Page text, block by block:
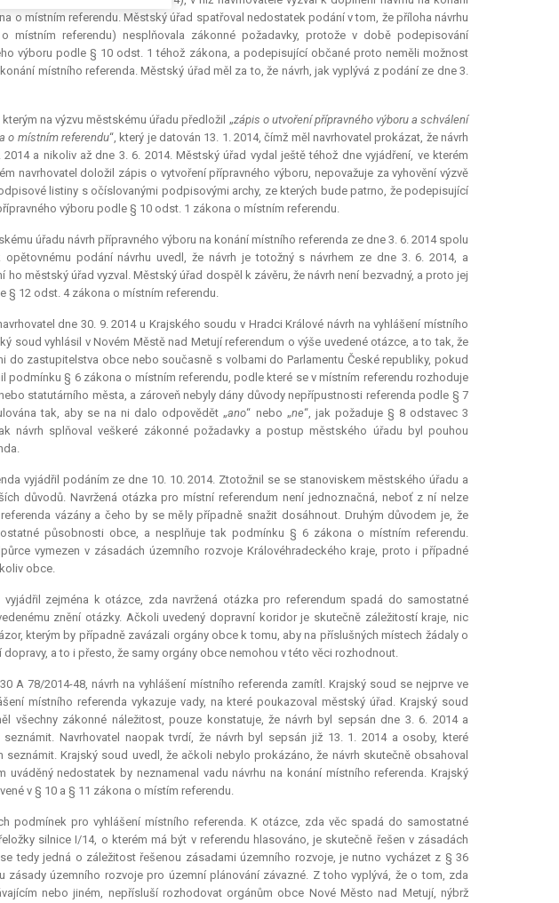
o místním referendu. Městský úřad spatřoval nedostatek podání v tom, že příloha návrhu
referendu) nesplňovala zákonné požadavky, protože v době podepisování
výboru podle § 10 odst. 1 téhož zákona, a podepisující občané proto neměli možnost
místního referenda. Městský úřad měl za to, že návrh, jak vyplývá z podání ze dne 3.
na výzvu městskému úřadu předložil „zápis o utvoření přípravného výboru a schválení
o místním referendu“, který je datován 13. 1. 2014, čímž měl navrhovatel prokázat, že návrh
a nikoliv až dne 3. 6. 2014. Městský úřad vydal ještě téhož dne vyjádření, ve kterém
navrhovatel doložil zápis o vytvoření přípravného výboru, nepovažuje za vyhovění výzvě
listiny s očíslovanými podpisovými archy, ze kterých bude patrno, že podepisující
výboru podle § 10 odst. 1 zákona o místním referendu.
úřadu návrh přípravného výboru na konání místního referenda ze dne 3. 6. 2014 spolu
podání návrhu uvedl, že návrh je totožný s návrhem ze dne 3. 6. 2014, a
městský úřad vyzval. Městský úřad dospěl k závěru, že návrh není bezvadný, a proto jej
12 odst. 4 zákona o místním referendu.
dne 30. 9. 2014 u Krajského soudu v Hradci Králové návrh na vyhlášení místního
soud vyhlásil v Novém Městě nad Metujíreferendum o výše uvedené otázce, a to tak, že
do zastupitelstva obce nebo současně s volbami do Parlamentu České republiky, pokud
podmínku § 6 zákona o místním referendu, podle které se v místním referendu rozhoduje
statutárního města, a zároveň nebyly dány důvody nepřípustnosti referenda podle § 7
tak, aby se na ni dalo odpovědět „ano“ nebo „ne“, jak požaduje § 8 odstavec 3
návrh splňoval veškeré zákonné požadavky a postup městského úřadu byl pouhou
vyjádřil podáním ze dne 10. 10. 2014. Ztotožnil se se stanoviskem městského úřadu a
důvodů. Navržená otázka pro místníreferendum není jednoznačná, neboť z ní nelze
vázány a čeho by se měly případně snažit dosáhnout. Druhým důvodem je, že
působnosti obce, a nesplňuje tak podmínku § 6 zákona o místním referendu.
vymezen v zásadách územního rozvoje Královéhradeckého kraje, proto i případné
obce.
zejména k otázce, zda navržená otázka pro referendum spadá do samostatné
znění otázky. Ačkoli uvedený dopravní koridor je skutečně záležitostí kraje, nic
kterým by případně zavázali orgány obce k tomu, aby na příslušných místech žádaly o
a to i přesto, že samy orgány obce nemohou v této věci rozhodnout.
A 78/2014-48, návrh na vyhlášení místního referenda zamítl. Krajský soud se nejprve ve
místního referenda vykazuje vady, na které poukazoval městský úřad. Krajský soud
všechny zákonné náležitost, pouze konstatuje, že návrh byl sepsán dne 3. 6. 2014 a
Navrhovatel naopak tvrdí, že návrh byl sepsán již 13. 1. 2014 a osoby, které
Krajský soud uvedl, že ačkoli nebylo prokázáno, že návrh skutečně obsahoval
nedostatek by neznamenal vadu návrhu na konání místního referenda. Krajský
v § 10 a § 11 zákona o místím referendu.
podmínek pro vyhlášení místního referenda. K otázce, zda věc spadá do samostatné
silnice I/14, o kterém má být v referendu hlasováno, je skutečně řešen v zásadách
tedy jedná o záležitost řešenou zásadami územního rozvoje, je nutno vycházet z § 36
územního rozvoje pro územní plánování závazné. Z toho vyplývá, že o tom, zda
nebo jiném, nepřísluší rozhodovat orgánům obce Nové Město nad Metují, nýbrž